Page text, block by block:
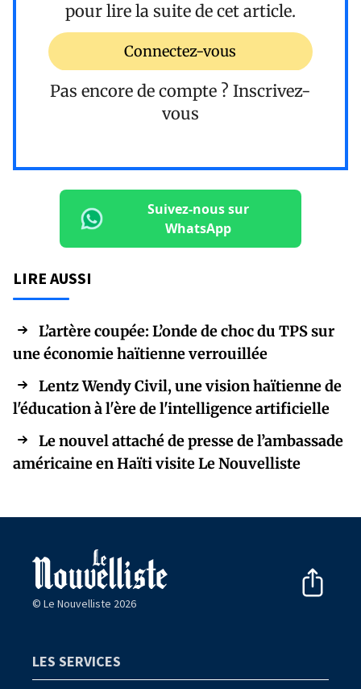
pour lire la suite de cet article.
Connectez-vous
Pas encore de compte ? Inscrivez-
vous
Suivez-nous sur
WhatsApp
LIRE AUSSI
L’artère coupée: L’onde de choc du TPS sur
une économie haïtienne verrouillée
Lentz Wendy Civil, une vision haïtienne de
l'éducation à l'ère de l'intelligence artificielle
Le nouvel attaché de presse de l’ambassade
américaine en Haïti visite Le Nouvelliste
© Le Nouvelliste 2026
LES SERVICES